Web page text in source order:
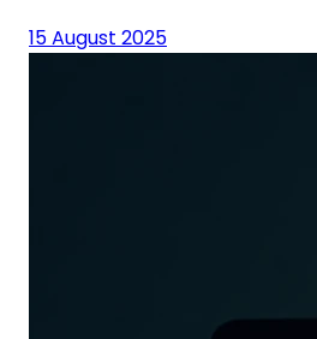
15 August 2025